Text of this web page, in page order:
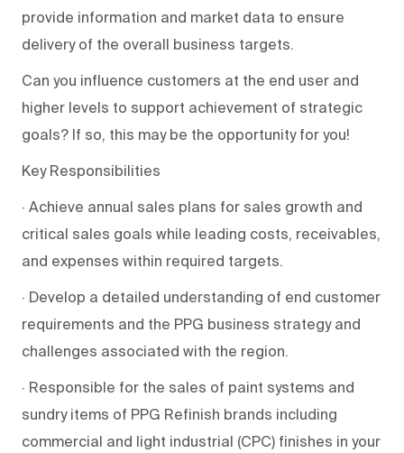
provide information and market data to ensure
delivery of the overall business targets.
Can you influence customers at the end user and
higher levels to support achievement of strategic
goals? If so, this may be the opportunity for you!
Key Responsibilities
· Achieve annual sales plans for sales growth and
critical sales goals while leading costs, receivables,
and expenses within required targets.
· Develop a detailed understanding of end customer
requirements and the PPG business strategy and
challenges associated with the region.
· Responsible for the sales of paint systems and
sundry items of PPG Refinish brands including
commercial and light industrial (CPC) finishes in your